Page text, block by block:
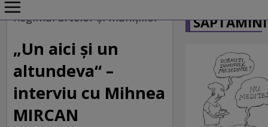
La zi în cultură
Regimul artelor şi muniţiilor
„Un aici și un
altundeva“ –
interviu cu Mihnea
MIRCAN